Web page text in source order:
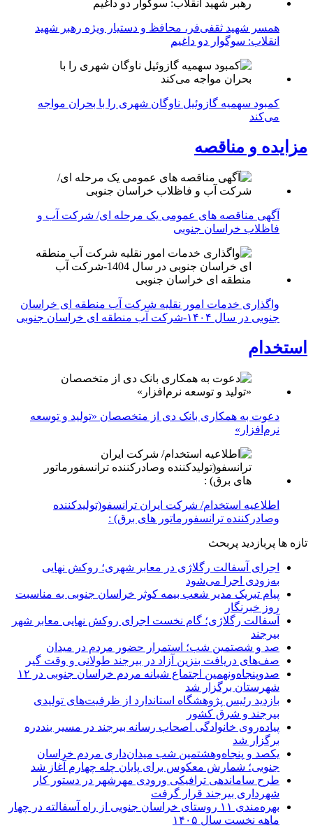
همسر شهید ثقفی‌فر، محافظ و دستیار ویژه رهبر شهید
انقلاب: سوگوار دو داغیم
کمبود سهمیه گازوئیل ناوگان شهری را با بحران مواجه
می‌کند
مزایده و مناقصه
آگهی مناقصه های عمومی یک مرحله ای/ شرکت آب و
فاظلاب خراسان جنوبی
واگذاری خدمات امور نقلیه شرکت آب منطقه ای خراسان
جنوبی در سال ۱۴۰۴-شرکت آب منطقه ای خراسان جنوبی
استخدام
دعوت به همکاری بانک دی از متخصصان «تولید و توسعه
نرم‌افزار»
اطلاعیه استخدام/ شرکت ایران ترانسفو(تولیدکننده
وصادرکننده ترانسفورماتور های برق) :
تازه ها پربازدید پربحث
اجرای آسفالت رگلاژی در معابر شهری؛ روکش نهایی
به‌زودی اجرا می‌شود
پیام تبریک مدیر شعب بیمه کوثر خراسان جنوبی به مناسبت
روز خبرنگار
آسفالت رگلاژی؛ گام نخست اجرای روکش نهایی معابر شهر
بیرجند
صد و شصتمین شب؛ استمرار حضور مردم در میدان
صف‌های دریافت بنزین آزاد در بیرجند طولانی و وقت گیر
صدوپنجاه‌ونهمین اجتماع شبانه مردم خراسان جنوبی در ۱۲
شهرستان برگزار شد
بازدید رئیس پژوهشگاه استاندارد از ظرفیت‌های تولیدی
بیرجند و شرق کشور
پیاده‌روی خانوادگی اصحاب رسانه بیرجند در مسیر بنددره
برگزار شد
یکصد و پنجاه‌وهشتمین شب میدان‌داری مردم خراسان
جنوبی؛ شمارش معکوس برای پایان چله چهارم آغاز شد
طرح ساماندهی ترافیکی ورودی مهرشهر در دستور کار
شهرداری بیرجند قرار گرفت
بهره‌مندی ۱۱ روستای خراسان جنوبی از راه آسفالته در چهار
ماهه نخست سال ۱۴۰۵